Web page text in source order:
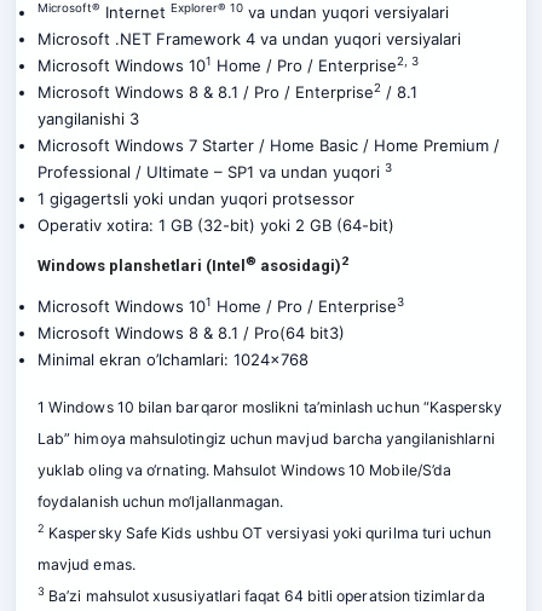
Microsoft® Internet Explorer® 10 va undan yuqori versiyalari
Microsoft .NET Framework 4 va undan yuqori versiyalari
Microsoft Windows 101 Home / Pro / Enterprise2, 3
Microsoft Windows 8 & 8.1 / Pro / Enterprise2 / 8.1
yangilanishi 3
Microsoft Windows 7 Starter / Home Basic / Home Premium /
Professional / Ultimate – SP1 va undan yuqori 3
1 gigagertsli yoki undan yuqori protsessor
Operativ xotira: 1 GB (32-bit) yoki 2 GB (64-bit)
Windows planshetlari (Intel ® asosidagi)2
Microsoft Windows 101 Home / Pro / Enterprise3
Microsoft Windows 8 & 8.1 / Pro(64 bit3)
Minimal ekran o’lchamlari: 1024×768
1 Windows 10 bilan barqaror moslikni ta’minlash uchun “Kaspersky
Lab” himoya mahsulotingiz uchun mavjud barcha yangilanishlarni
yuklab oling va o‘rnating. Mahsulot Windows 10 Mobile/S’da
foydalanish uchun mo‘ljallanmagan.
2 Kaspersky Safe Kids ushbu OT versiyasi yoki qurilma turi uchun
mavjud emas.
3 Ba’zi mahsulot xususiyatlari faqat 64 bitli operatsion tizimlarda